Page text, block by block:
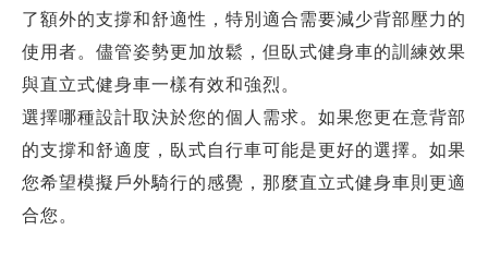
了額外的支撐和舒適性，特別適合需要減少背部壓力的
使用者。儘管姿勢更加放鬆，但臥式健身車的訓練效果
與直立式健身車一樣有效和強烈。
選擇哪種設計取決於您的個人需求。如果您更在意背部
的支撐和舒適度，臥式自行車可能是更好的選擇。如果
您希望模擬戶外騎行的感覺，那麼直立式健身車則更適
合您。